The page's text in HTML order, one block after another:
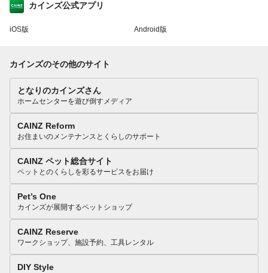
カインズ公式アプリ
iOS版 Android版
カインズのその他のサイト
となりのカインズさん
ホームセンターを遊び倒すメディア
CAINZ Reform
お住まいのメンテナンスとくらしのサポート
CAINZ ペット総合サイト
ペットとのくらしを彩るサービスをお届け
Pet’s One
カインズが展開するペットショップ
CAINZ Reserve
ワークショップ、施設予約、工具レンタル
DIY Style